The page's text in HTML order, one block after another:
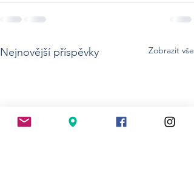
Nejnovější příspěvky Zobrazit vše